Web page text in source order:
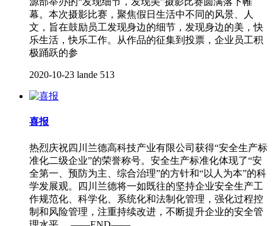
幕。本次摄影比赛，聚焦假日生活中不同的风景、人
文，旨在鼓励员工发现身边的细节，发现身边的美，快
乐生活，快乐工作。从作品的征集到投票，企业员工积
极踊跃的参
2020-10-23 lande 513
喜报
热烈庆祝四川兰德高科技产业有限公司获得“安全生产标
准化二级企业”的荣誉称号。安全生产标准化体现了“安
全第一、预防为主、综合治理”的方针和“以人为本”的科
学发展观。四川兰德将一如既往的坚持企业安全生产工
作规范化、科学化、系统化和法制化管理，强化过程控
制和风险管理，注重持续改进，不断提升企业的安全管